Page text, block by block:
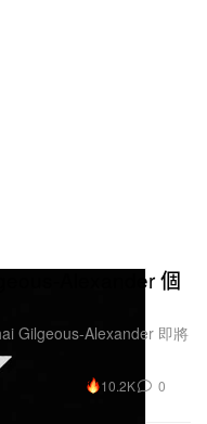
Alexander 個
Gilgeous-Alexander 即將
10.2K 0